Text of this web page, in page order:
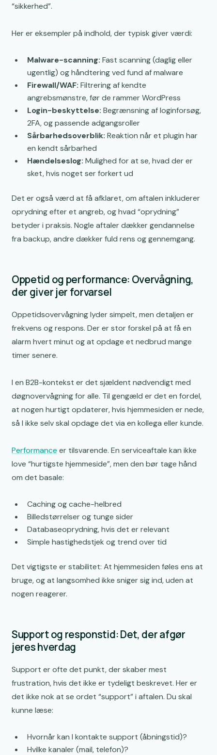
“sikkerhed”.
Her er eksempler på indhold, der typisk giver værdi:
Malware-scanning: Fast scanning (daglig eller
ugentlig) og håndtering ved fund af malware
Firewall/WAF: Filtrering af kendte
angrebsmønstre, før de rammer WordPress
Login-beskyttelse: Begrænsning af loginforsøg,
2FA, og passende adgangsroller
Sårbarhedsoverblik: Reaktion når et plugin har
en kendt sårbarhed
Hændelseslog: Mulighed for at se, hvad der er
sket, hvis noget ser forkert ud
Det er også værd at få afklaret, om aftalen inkluderer
oprydning efter et angreb, og hvad “oprydning”
betyder i praksis. Nogle aftaler dækker gendannelse
fra backup, andre dækker fuld rens og gennemgang.
Oppetid og performance: Overvågning,
der giver jer forvarsel
Oppetidsovervågning lyder simpelt, men detaljen er
frekvens og respons. Der er stor forskel på at få en
alarm hvert minut og at opdage et nedbrud mange
timer senere.
I en B2B-kontekst er det sjældent nødvendigt med
døgnovervågning for alle. Til gengæld er det en fordel,
at nogen hurtigt opdaterer, hvis hjemmesiden er nede,
så I ikke selv skal opdage det via en kollega eller kunde.
Performance er tilsvarende. En serviceaftale kan ikke
love “hurtigste hjemmeside”, men den bør tage hånd
om det basale:
Caching og cache-helbred
Billedstørrelser og tunge sider
Databaseoprydning, hvis det er relevant
Simple hastighedstjek og trend over tid
Det vigtigste er stabilitet: At hjemmesiden føles ens at
bruge, og at langsomhed ikke sniger sig ind, uden at
nogen reagerer.
Support og responstid: Det, der afgør
jeres hverdag
Support er ofte det punkt, der skaber mest
frustration, hvis det ikke er tydeligt beskrevet. Her er
det ikke nok at se ordet “support” i aftalen. Du skal
kunne læse:
Hvornår kan I kontakte support (åbningstid)?
Hvilke kanaler (mail, telefon)?